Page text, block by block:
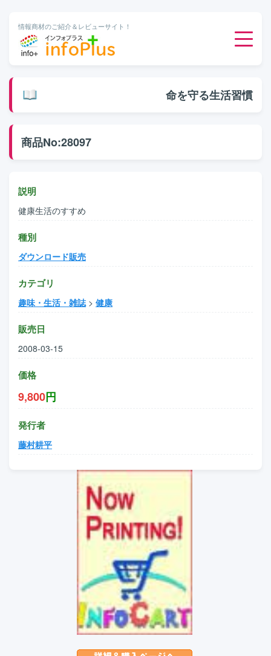
情報商材のご紹介＆レビューサイト！
命を守る生活習慣
商品No:28097
説明
健康生活のすすめ
種別
ダウンロード販売
カテゴリ
趣味・生活・雑誌> 健康
販売日
2008-03-15
価格
9,800円
発行者
藤村耕平